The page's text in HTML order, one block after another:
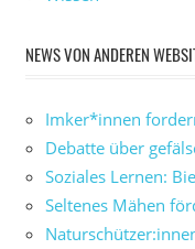
NEWS VON ANDEREN
Imker*innen
Debatte über
Soziales Lernen:
Seltenes Mähen